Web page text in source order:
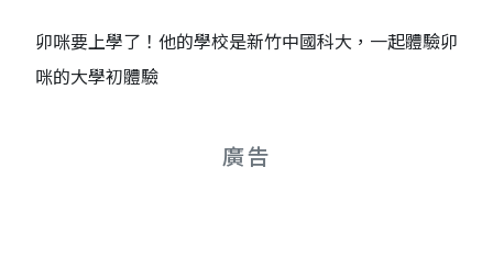
卯咪要上學了！他的學校是新竹中國科大，一起體驗卯
咪的大學初體驗
廣告